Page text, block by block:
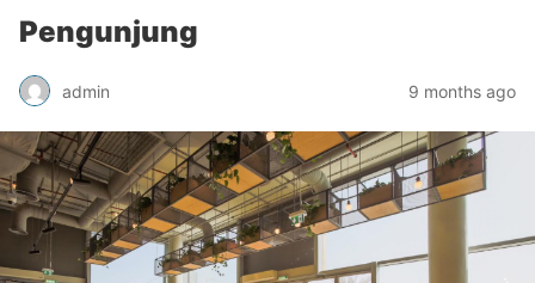
Pengunjung
admin 9 months ago